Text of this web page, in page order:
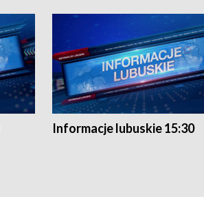
Informacje lubuskie 15:30